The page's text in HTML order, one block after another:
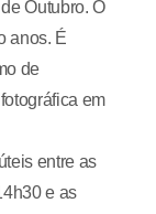
Outubro. O
anos. É
de
em
entre as
e as